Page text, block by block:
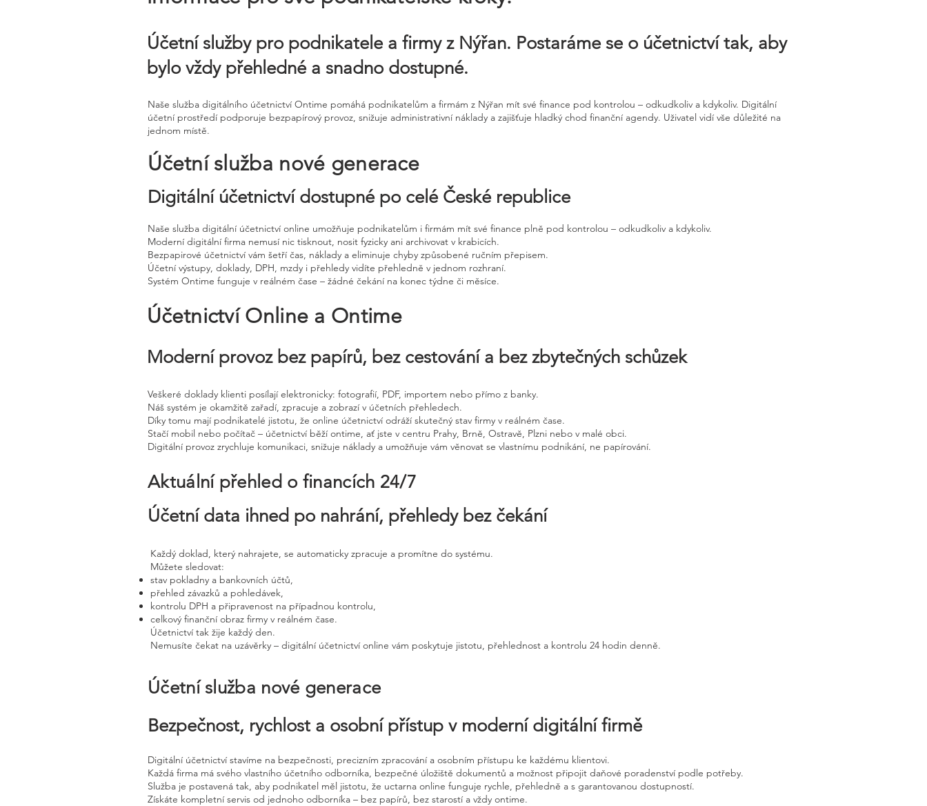
Účetní služby pro podnikatele a firmy z Nýřan. Postaráme se o účetnictví tak, aby
bylo vždy přehledné a snadno dostupné.
Naše služba digitálního účetnictví Ontime pomáhá podnikatelům a firmám z Nýřan mít své finance pod kontrolou – odkudkoliv a kdykoliv. Digitální
účetní prostředí podporuje bezpapírový provoz, snižuje administrativní náklady a zajišťuje hladký chod finanční agendy. Uživatel vidí vše důležité na
jednom místě.
Účetní služba nové generace
Digitální účetnictví dostupné po celé České republice
Naše služba digitální účetnictví online umožňuje podnikatelům i firmám mít své finance plně pod kontrolou – odkudkoliv a kdykoliv.
Moderní digitální firma nemusí nic tisknout, nosit fyzicky ani archivovat v krabicích.
Bezpapirové účetnictví vám šetří čas, náklady a eliminuje chyby způsobené ručním přepisem.
Účetní výstupy, doklady, DPH, mzdy i přehledy vidíte přehledně v jednom rozhraní.
Systém Ontime funguje v reálném čase – žádné čekání na konec týdne či měsíce.
Účetnictví Online a Ontime
Moderní provoz bez papírů, bez cestování a bez zbytečných schůzek
Veškeré doklady klienti posílají elektronicky: fotografií, PDF, importem nebo přímo z banky.
Náš systém je okamžitě zařadí, zpracuje a zobrazí v účetních přehledech.
Díky tomu mají podnikatelé jistotu, že online účetnictví odráží skutečný stav firmy v reálném čase.
Stačí mobil nebo počítač – účetnictví běží ontime, ať jste v centru Prahy, Brně, Ostravě, Plzni nebo v malé obci.
Digitální provoz zrychluje komunikaci, snižuje náklady a umožňuje vám věnovat se vlastnímu podnikání, ne papírování.
Aktuální přehled o financích 24/7
Účetní data ihned po nahrání, přehledy bez čekání
Každý doklad, který nahrajete, se automaticky zpracuje a promítne do systému.
Můžete sledovat:
stav pokladny a bankovních účtů,
přehled závazků a pohledávek,
kontrolu DPH a připravenost na případnou kontrolu,
celkový finanční obraz firmy v reálném čase.
Účetnictví tak žije každý den.
Nemusíte čekat na uzávěrky – digitální účetnictví online vám poskytuje jistotu, přehlednost a kontrolu 24 hodin denně.
Účetní služba nové generace
Bezpečnost, rychlost a osobní přístup v moderní digitální firmě
Digitální účetnictví stavíme na bezpečnosti, precizním zpracování a osobním přístupu ke každému klientovi.
Každá firma má svého vlastního účetního odborníka, bezpečné úložiště dokumentů a možnost připojit daňové poradenství podle potřeby.
Služba je postavená tak, aby podnikatel měl jistotu, že uctarna online funguje rychle, přehledně a s garantovanou dostupností.
Získáte kompletní servis od jednoho odborníka – bez papírů, bez starostí a vždy ontime.